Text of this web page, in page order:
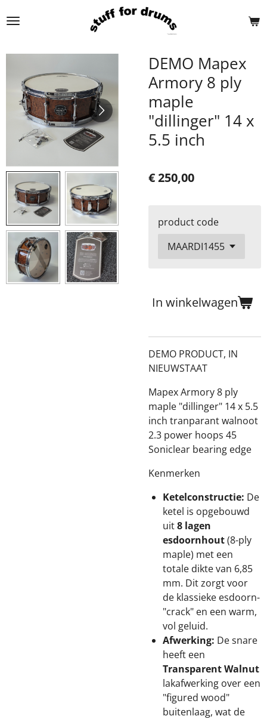
direct
de
DEMO Mapex
Armory 8 ply
maple
"dillinger" 14 x
5.5 inch
€ 250,00
product code
In winkelwagen
DEMO PRODUCT, IN
NIEUWSTAAT
Mapex Armory 8 ply
maple "dillinger" 14 x 5.5
inch tranparant walnoot
2.3 power hoops 45
Soniclear bearing edge
Kenmerken
Ketelconstructie: De
ketel is opgebouwd
uit8 lagen
esdoornhout(8-ply
maple) met een
totale dikte van 6,85
mm. Dit zorgt voor
de klassieke esdoorn-
"crack" en een warm,
vol geluid.
Afwerking: De snare
heeft een
Transparent Walnut
lakafwerking over een
"figured wood"
buitenlaag, wat de